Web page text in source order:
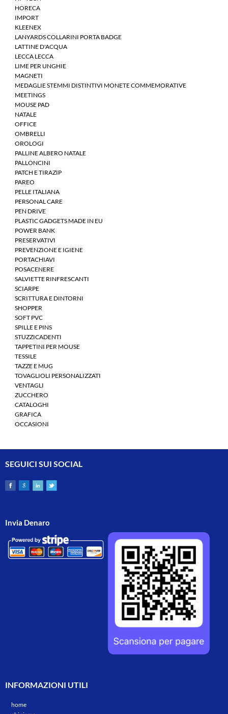
HORECA
IMPORT
KLEENEX
LANYARDS COLLARINI PORTA BADGE
LATTINE D'ACQUA
LECCA LECCA
LIME PER UNGHIE
MAGNETI
MEDAGLIE STEMMI DISTINTIVI MONETE COMMEMORATIVE
MEETINGS
MOUSE PAD
NATALE
OFFICE
OMBRELLI
OROLOGI
PALLINE ALBERO NATALE
PALLONCINI
PATCH E TIRAZIP
PAREO
PELLE ITALIANA
PERSONAL CARE
PEN DRIVE
PLASTIC GADGETS MADE IN EU
POWER BANK
PRESERVATIVI
PREVENZIONE E IGIENE
PORTACHIAVI
POSACENERE
SALVIETTE RINFRESCANTI
SCIARPE
SCRITTURA E DINTORNI
SHOPPER
SOFT PVC
SPILLE E PINS
STUZZICADENTI
TAPPETINI PER MOUSE
TESSILE
TAZZE E MUG
TOVAGLIOLI PERSONALIZZATI
VENTAGLI
ZUCCHERO
CATALOGHI
GRAFICA
OCCASIONI
SEGUICI SUI SOCIAL
Invia Denaro
INFORMAZIONI UTILI
home